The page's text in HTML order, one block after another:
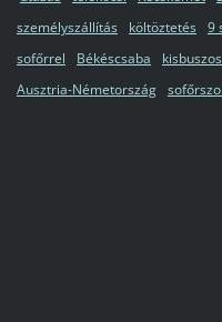
személyszállítás
költöztetés 9
sofőrrel
Békéscsaba
Ausztria-Németország